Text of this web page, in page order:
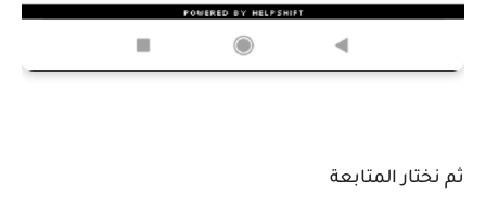
ثم نختار المتابعة